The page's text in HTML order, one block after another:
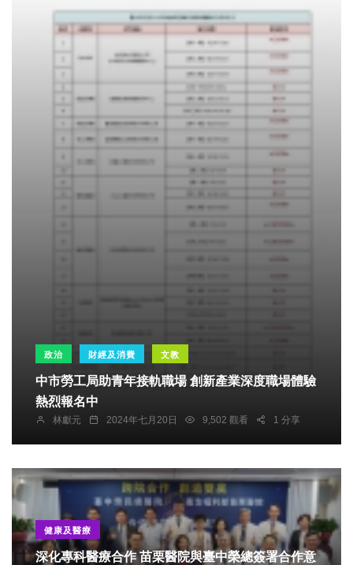
政治 財經及消費 文教
中市勞工局助青年接軌職場 創新產業深度職場體驗
熱烈報名中
林獻元 2024年七月20日 9,502 觀看 1 分享
健康及醫療
深化專科醫療合作 苗栗醫院與臺中榮總簽署合作意